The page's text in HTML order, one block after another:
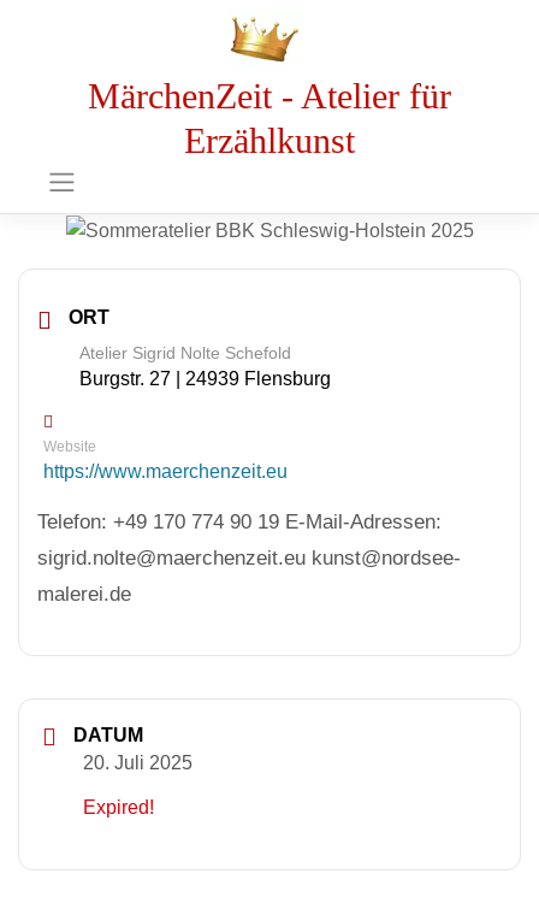
MärchenZeit - Atelier für
Erzählkunst
ORT
Atelier Sigrid Nolte Schefold
Burgstr. 27 | 24939 Flensburg
Website
https://www.maerchenzeit.eu
Telefon: +49 170 774 90 19 E-Mail-Adressen:
sigrid.nolte@maerchenzeit.eu kunst@nordsee-
malerei.de
DATUM
20. Juli 2025
Expired!